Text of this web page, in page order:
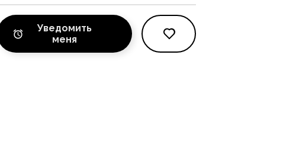
Уведомить
меня